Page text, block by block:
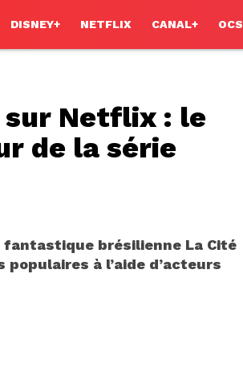
DISNEY+ NETFLIX CANAL+ OCS
sur Netflix : le
de la série
brésilienne La Cité
à l’aide d’acteurs